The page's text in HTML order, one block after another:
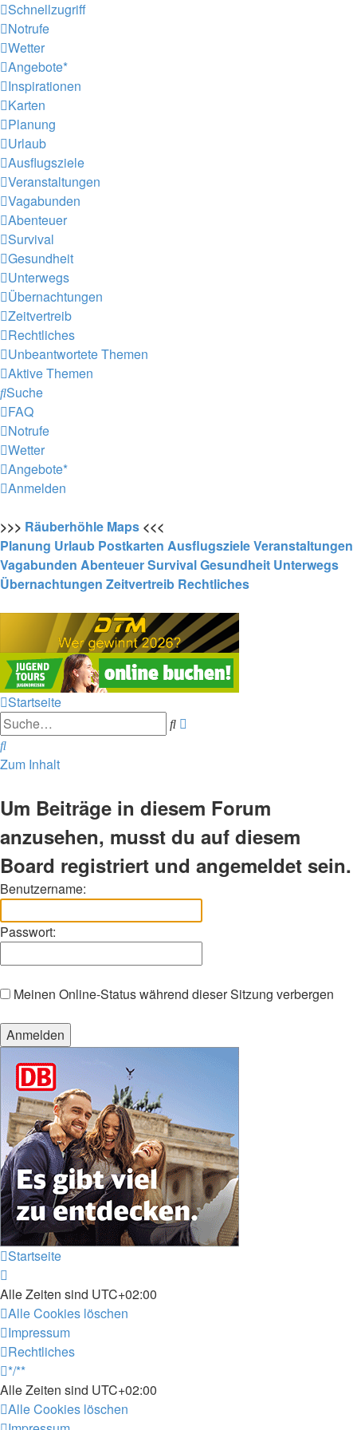
Schnellzugriff
Notrufe
Wetter
Angebote*
Inspirationen
Karten
Planung
Urlaub
Ausflugsziele
Veranstaltungen
Vagabunden
Abenteuer
Survival
Gesundheit
Unterwegs
Übernachtungen
Zeitvertreib
Rechtliches
Unbeantwortete Themen
Aktive Themen
Suche
FAQ
Notrufe
Wetter
Angebote*
Anmelden
>>> Räuberhöhle Maps <<<
Planung Urlaub Postkarten AusflugszieleVeranstaltungen
Vagabunden AbenteuerSurvivalGesundheit Unterwegs
Übernachtungen Zeitvertreib Rechtliches
Startseite
Suche
Suche
Zum Inhalt
Um Beiträge in diesem Forum
anzusehen, musst du auf diesem
Board registriert und angemeldet sein.
Benutzername:
Passwort:
Meinen Online-Status während dieser Sitzung verbergen
Startseite
Alle Zeiten sind UTC+02:00
Alle Cookies löschen
Impressum
Rechtliches
*/**
Alle Zeiten sind UTC+02:00
Alle Cookies löschen